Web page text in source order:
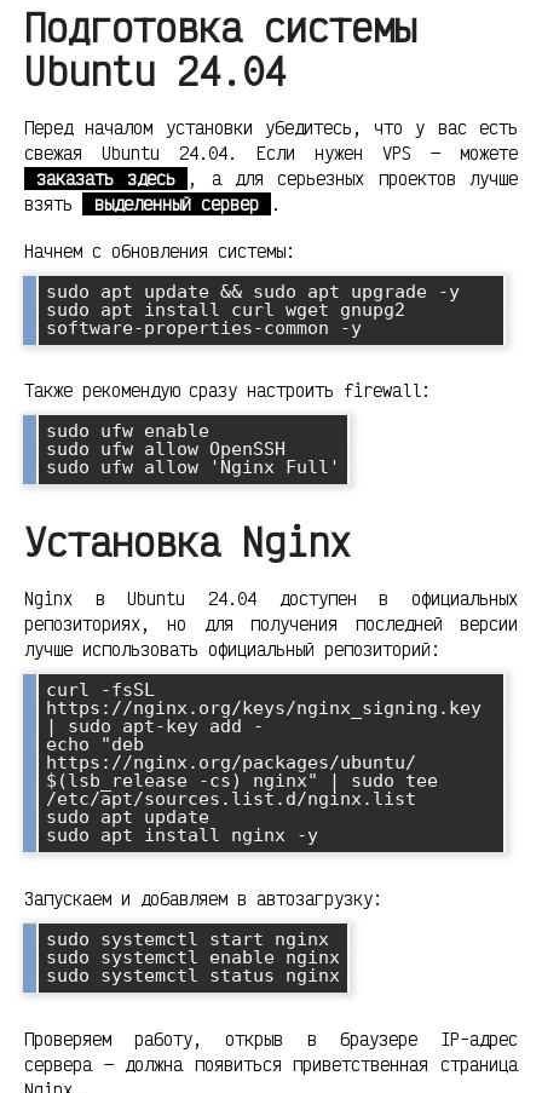
Подготовка системы
Ubuntu 24.04
Перед началом установки убедитесь, что у вас есть
свежая Ubuntu 24.04. Если нужен VPS — можете
заказать здесь
, а для серьезных проектов лучше
взять
выделенный сервер .
Начнем с обновления системы:
sudo apt update && sudo apt upgrade -y
sudo apt install curl wget gnupg2
Также рекомендую сразу настроить firewall:
sudo ufw enable
sudo ufw allow OpenSSH
Установка Nginx
Nginx в Ubuntu 24.04 доступен в официальных
репозиториях, но для получения последней версии
лучше использовать официальный репозиторий:
curl -fsSL
https://nginx.org/keys/nginx_signing.key
| sudo apt-key add -
echo "deb
https://nginx.org/packages/ubuntu/
$(lsb_release -cs) nginx" | sudo tee
/etc/apt/sources.list.d/nginx.list
sudo apt update
Запускаем и добавляем в автозагрузку:
sudo systemctl start nginx
sudo systemctl enable nginx
Проверяем работу, открыв в браузере IP-адрес
сервера — должна появиться приветственная страница